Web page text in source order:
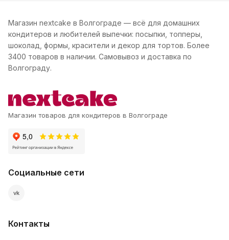
Магазин nextcake в Волгограде — всё для домашних
кондитеров и любителей выпечки: посыпки, топперы,
шоколад, формы, красители и декор для тортов. Более
3400 товаров в наличии. Самовывоз и доставка по
Волгограду.
Магазин товаров для кондитеров в Волгограде
Социальные сети
vk
Контакты